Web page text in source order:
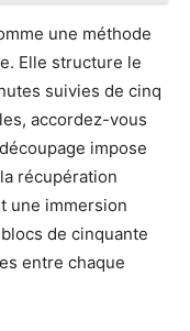
une méthode
Elle structure le
suivies de cinq
accordez-vous
impose
récupération
une immersion
de cinquante
entre chaque